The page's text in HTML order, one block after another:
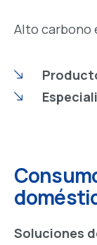
Alto carbono
Soluciones